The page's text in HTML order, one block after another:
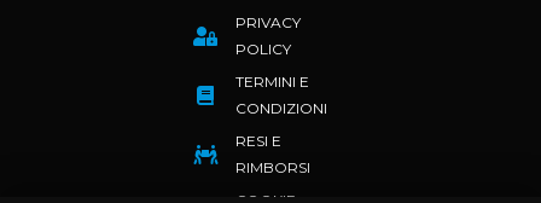
PRIVACY
POLICY
TERMINI E
CONDIZIONI
RESI E
RIMBORSI